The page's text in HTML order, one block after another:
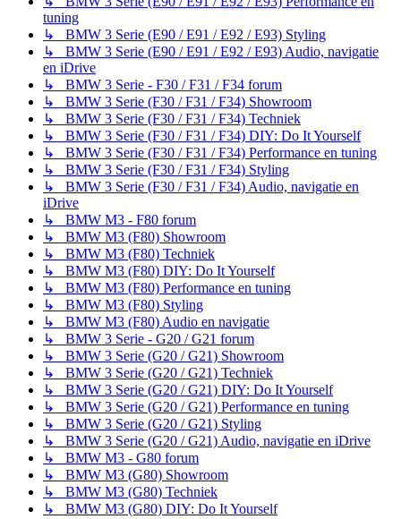
tuning
↳ BMW 3 Serie (E90 / E91 / E92 / E93) Styling
↳ BMW 3 Serie (E90 / E91 / E92 / E93) Audio, navigatie
en iDrive
↳ BMW 3 Serie - F30 / F31 / F34 forum
↳ BMW 3 Serie (F30 / F31 / F34) Showroom
↳ BMW 3 Serie (F30 / F31 / F34) Techniek
↳ BMW 3 Serie (F30 / F31 / F34) DIY: Do It Yourself
↳ BMW 3 Serie (F30 / F31 / F34) Performance en tuning
↳ BMW 3 Serie (F30 / F31 / F34) Styling
↳ BMW 3 Serie (F30 / F31 / F34) Audio, navigatie en
iDrive
↳ BMW M3 - F80 forum
↳ BMW M3 (F80) Showroom
↳ BMW M3 (F80) Techniek
↳ BMW M3 (F80) DIY: Do It Yourself
↳ BMW M3 (F80) Performance en tuning
↳ BMW M3 (F80) Styling
↳ BMW M3 (F80) Audio en navigatie
↳ BMW 3 Serie - G20 / G21 forum
↳ BMW 3 Serie (G20 / G21) Showroom
↳ BMW 3 Serie (G20 / G21) Techniek
↳ BMW 3 Serie (G20 / G21) DIY: Do It Yourself
↳ BMW 3 Serie (G20 / G21) Performance en tuning
↳ BMW 3 Serie (G20 / G21) Styling
↳ BMW 3 Serie (G20 / G21) Audio, navigatie en iDrive
↳ BMW M3 - G80 forum
↳ BMW M3 (G80) Showroom
↳ BMW M3 (G80) Techniek
↳ BMW M3 (G80) DIY: Do It Yourself